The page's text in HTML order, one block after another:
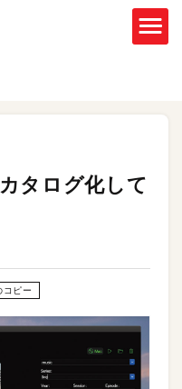
タログ化して
コピー